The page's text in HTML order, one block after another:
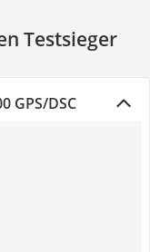
Testsieger
GPS/DSC